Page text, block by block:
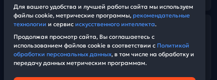
07:35
1702. Дифференцированный
02 октября 2025 г., 14:00
Для вашего удобства и лучшей работы сайта мы используем
файлы cookie, метрические программы, рекомендательные
технологии и сервис искусственного интеллекта.
Продолжая просмотр сайта, Вы соглашаетесь с
использованием файлов cookie в соответствии с Политикой
обработки персональных данных, в том числе на обработку и
передачу данных метрическим программам.